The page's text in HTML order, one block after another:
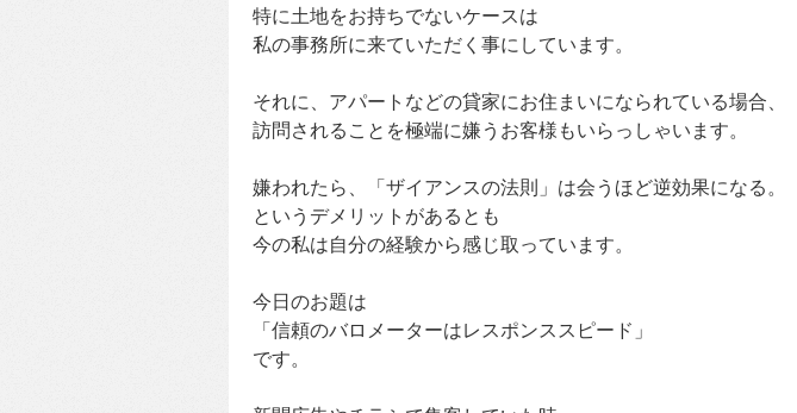
特に土地をお持ちでないケースは
私の事務所に来ていただく事にしています。
それに、アパートなどの貸家にお住まいになられている場合、
訪問されることを極端に嫌うお客様もいらっしゃいます。
嫌われたら、「ザイアンスの法則」は会うほど逆効果になる。
というデメリットがあるとも
今の私は自分の経験から感じ取っています。
今日のお題は
「信頼のバロメーターはレスポンススピード」
です。